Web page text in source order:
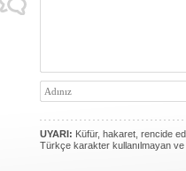
UYARI: Küfür, hakaret, rencide
Türkçe karakter kullanılmayan ve